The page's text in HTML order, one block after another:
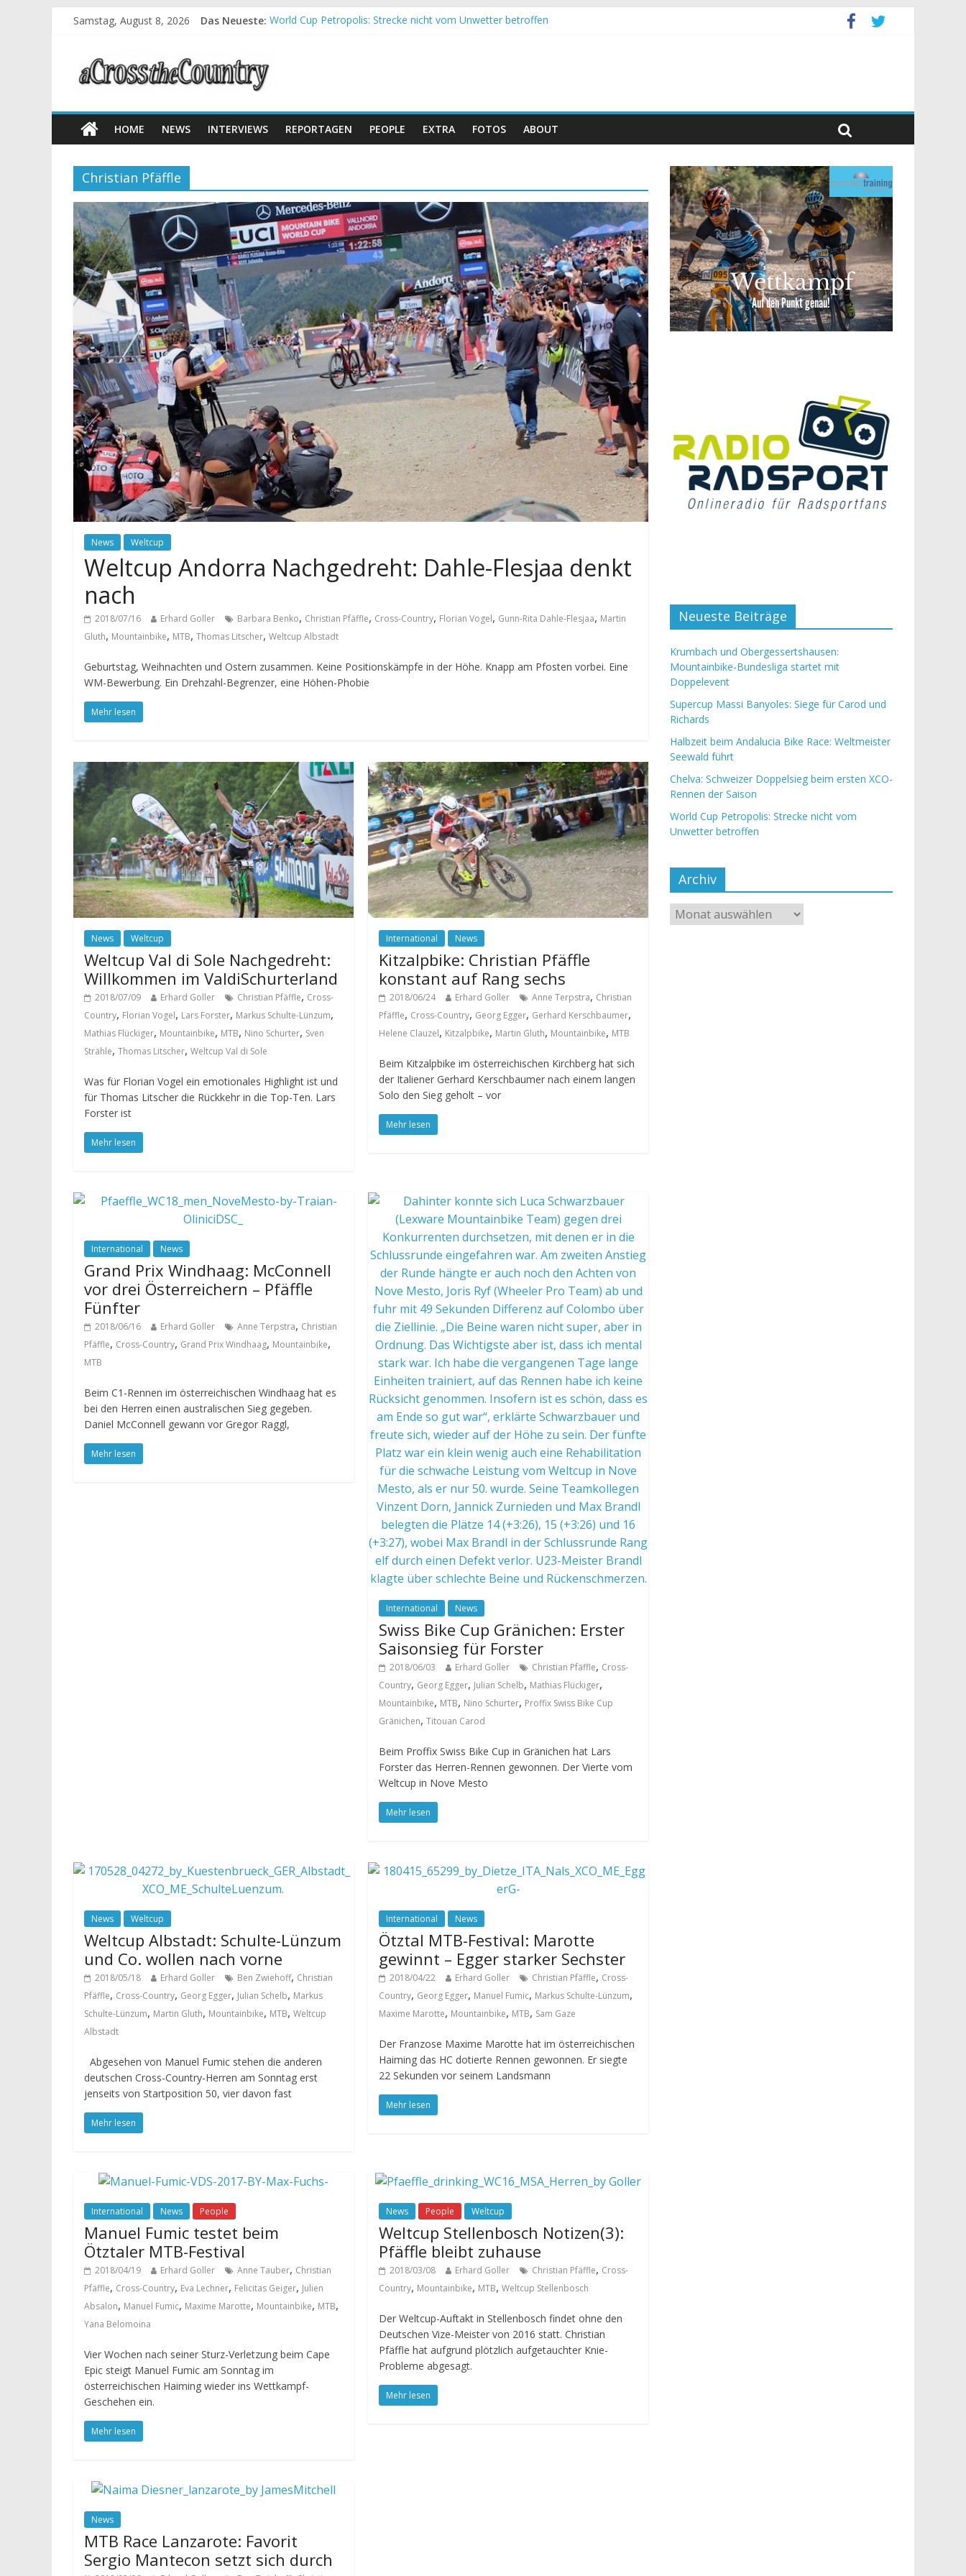
Samstag, August 8, 2026 Das Neueste: World Cup Petropolis: Strecke nicht vom Unwetter betroffen
HOME NEWS INTERVIEWS REPORTAGEN PEOPLE EXTRA FOTOS ABOUT
Christian Pfäffle
News Weltcup
Weltcup Andorra Nachgedreht: Dahle-Flesjaa denkt
nach
2018/07/16 Erhard Goller Barbara Benko, Christian Pfäffle, Cross-Country, Florian Vogel, Gunn-Rita Dahle-Flesjaa, Martin
Gluth, Mountainbike, MTB, Thomas Litscher, Weltcup Albstadt
Geburtstag, Weihnachten und Ostern zusammen. Keine Positionskämpfe in der Höhe. Knapp am Pfosten vorbei. Eine
WM-Bewerbung. Ein Drehzahl-Begrenzer, eine Höhen-Phobie
Mehr lesen
News Weltcup
Weltcup Val di Sole Nachgedreht:
Willkommen im ValdiSchurterland
2018/07/09 Erhard Goller Christian Pfäffle, Cross-
Country, Florian Vogel, Lars Forster, Markus Schulte-Lünzum,
Mathias Flückiger, Mountainbike, MTB, Nino Schurter, Sven
Strähle, Thomas Litscher, Weltcup Val di Sole
Was für Florian Vogel ein emotionales Highlight ist und
für Thomas Litscher die Rückkehr in die Top-Ten. Lars
Forster ist
Mehr lesen
International News
Kitzalpbike: Christian Pfäffle
konstant auf Rang sechs
2018/06/24 Erhard Goller Anne Terpstra, Christian
Pfäffle, Cross-Country, Georg Egger, Gerhard Kerschbaumer,
Helene Clauzel, Kitzalpbike, Martin Gluth, Mountainbike, MTB
Beim Kitzalpbike im österreichischen Kirchberg hat sich
der Italiener Gerhard Kerschbaumer nach einem langen
Solo den Sieg geholt – vor
Mehr lesen
International News
Grand Prix Windhaag: McConnell
vor drei Österreichern – Pfäffle
Fünfter
2018/06/16 Erhard Goller Anne Terpstra, Christian
Pfäffle, Cross-Country, Grand Prix Windhaag, Mountainbike,
MTB
Beim C1-Rennen im österreichischen Windhaag hat es
bei den Herren einen australischen Sieg gegeben.
Daniel McConnell gewann vor Gregor Raggl,
Mehr lesen
International News
Swiss Bike Cup Gränichen: Erster
Saisonsieg für Forster
2018/06/03 Erhard Goller Christian Pfäffle, Cross-
Country, Georg Egger, Julian Schelb, Mathias Flückiger,
Mountainbike, MTB, Nino Schurter, Proffix Swiss Bike Cup
Gränichen,Titouan Carod
Beim Proffix Swiss Bike Cup in Gränichen hat Lars
Forster das Herren-Rennen gewonnen. Der Vierte vom
Weltcup in Nove Mesto
Mehr lesen
News Weltcup
Weltcup Albstadt: Schulte-Lünzum
und Co. wollen nach vorne
2018/05/18 Erhard Goller Ben Zwiehoff, Christian
Pfäffle, Cross-Country, Georg Egger, Julian Schelb, Markus
Schulte-Lünzum, Martin Gluth, Mountainbike, MTB, Weltcup
Albstadt
Abgesehen von Manuel Fumic stehen die anderen
deutschen Cross-Country-Herren am Sonntag erst
jenseits von Startposition 50, vier davon fast
Mehr lesen
International News
Ötztal MTB-Festival: Marotte
gewinnt – Egger starker Sechster
2018/04/22 Erhard Goller Christian Pfäffle, Cross-
Country, Georg Egger, Manuel Fumic, Markus Schulte-Lünzum,
Maxime Marotte, Mountainbike, MTB, Sam Gaze
Der Franzose Maxime Marotte hat im österreichischen
Haiming das HC dotierte Rennen gewonnen. Er siegte
22 Sekunden vor seinem Landsmann
Mehr lesen
International News People
Manuel Fumic testet beim
Ötztaler MTB-Festival
2018/04/19 Erhard Goller Anne Tauber, Christian
Pfäffle, Cross-Country, Eva Lechner, Felicitas Geiger, Julien
Absalon, Manuel Fumic, Maxime Marotte, Mountainbike, MTB,
Yana Belomoina
Vier Wochen nach seiner Sturz-Verletzung beim Cape
Epic steigt Manuel Fumic am Sonntag im
österreichischen Haiming wieder ins Wettkampf-
Geschehen ein.
Mehr lesen
News People Weltcup
Weltcup Stellenbosch Notizen(3):
Pfäffle bleibt zuhause
2018/03/08 Erhard Goller Christian Pfäffle, Cross-
Country, Mountainbike, MTB,Weltcup Stellenbosch
Der Weltcup-Auftakt in Stellenbosch findet ohne den
Deutschen Vize-Meister von 2016 statt. Christian
Pfäffle hat aufgrund plötzlich aufgetauchter Knie-
Probleme abgesagt.
Mehr lesen
News
MTB Race Lanzarote: Favorit
Sergio Mantecon setzt sich durch
Neueste Beiträge
Krumbach und Obergessertshausen:
Mountainbike-Bundesliga startet mit
Doppelevent
Supercup Massi Banyoles: Siege für Carod und
Richards
Halbzeit beim Andalucia Bike Race: Weltmeister
Seewald führt
Chelva: Schweizer Doppelsieg beim ersten XCO-
Rennen der Saison
World Cup Petropolis: Strecke nicht vom
Unwetter betroffen
Archiv